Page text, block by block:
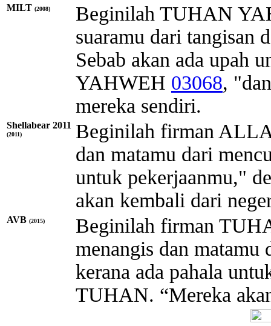
MILT (2008) Beginilah TUHAN
suaramu dari tangisan
Sebab akan ada upah
YAHWEH 03068,
mereka sendiri.
Shellabear 2011
(2011)
Beginilah firman
dan matamu dari
untuk pekerjaanmu,"
akan kembali dari
AVB (2015)
Beginilah firman
menangis dan matamu
kerana ada pahala
TUHAN. “Mereka